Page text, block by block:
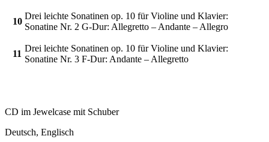
10
Drei leichte Sonatinen op. 10 für Violine und Klavier:
Sonatine Nr. 2 G-Dur: Allegretto – Andante – Allegro
11
Drei leichte Sonatinen op. 10 für Violine und Klavier:
Sonatine Nr. 3 F-Dur: Andante – Allegretto
CD im Jewelcase mit Schuber
Deutsch, Englisch